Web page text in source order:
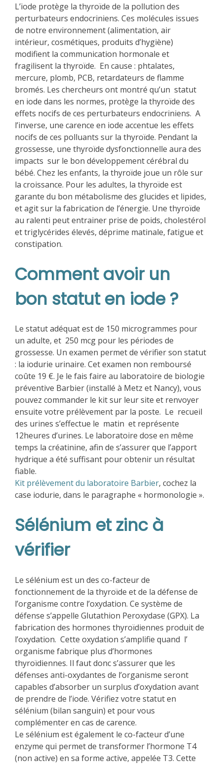
L’iode protège la thyroïde de la pollution des
perturbateurs endocriniens. Ces molécules issues
de notre environnement (alimentation, air
intérieur, cosmétiques, produits d’hygiène)
modifient la communication hormonale et
fragilisent la thyroïde. En cause : phtalates,
mercure, plomb, PCB, retardateurs de flamme
bromés. Les chercheurs ont montré qu’un statut
en iode dans les normes, protège la thyroïde des
effets nocifs de ces perturbateurs endocriniens. A
l’inverse, une carence en iode accentue les effets
nocifs de ces polluants sur la thyroïde. Pendant la
grossesse, une thyroïde dysfonctionnelle aura des
impacts sur le bon développement cérébral du
bébé. Chez les enfants, la thyroïde joue un rôle sur
la croissance. Pour les adultes, la thyroïde est
garante du bon métabolisme des glucides et lipides,
et agit sur la fabrication de l’énergie. Une thyroïde
au ralenti peut entrainer prise de poids, cholestérol
et triglycérides élevés, déprime matinale, fatigue et
constipation.
Comment avoir un
bon statut en iode ?
Le statut adéquat est de 150 microgrammes pour
un adulte, et 250 mcg pour les périodes de
grossesse. Un examen permet de vérifier son statut
: la iodurie urinaire. Cet examen non remboursé
coûte 19 €. Je le fais faire au laboratoire de biologie
préventive Barbier (installé à Metz et Nancy), vous
pouvez commander le kit sur leur site et renvoyer
ensuite votre prélèvement par la poste. Le recueil
des urines s’effectue le matin et représente
12heures d’urines. Le laboratoire dose en même
temps la créatinine, afin de s’assurer que l’apport
hydrique a été suffisant pour obtenir un résultat
fiable.
Kit prélèvement du laboratoire Barbier, cochez la
case iodurie, dans le paragraphe « hormonologie ».
Sélénium et zinc à
vérifier
Le sélénium est un des co-facteur de
fonctionnement de la thyroïde et de la défense de
l’organisme contre l’oxydation. Ce système de
défense s’appelle Glutathion Peroxydase (GPX). La
fabrication des hormones thyroïdiennes produit de
l’oxydation. Cette oxydation s’amplifie quand l’
organisme fabrique plus d’hormones
thyroïdiennes. Il faut donc s’assurer que les
défenses anti-oxydantes de l’organisme seront
capables d’absorber un surplus d’oxydation avant
de prendre de l’iode. Vérifiez votre statut en
sélénium (bilan sanguin) et pour vous
complémenter en cas de carence.
Le sélénium est également le co-facteur d’une
enzyme qui permet de transformer l’hormone T4
(non active) en sa forme active, appelée T3. Cette